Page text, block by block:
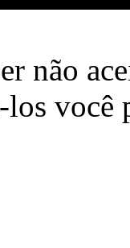
não
você